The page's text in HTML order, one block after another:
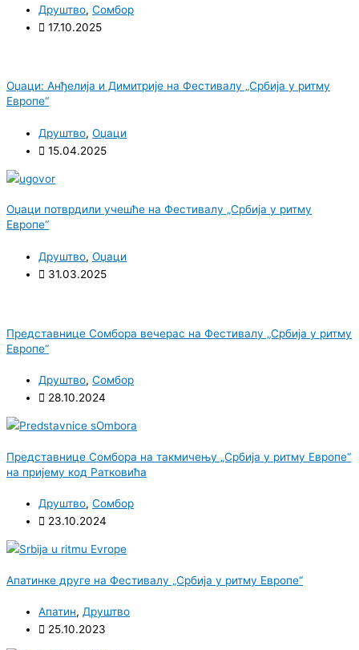
Друштво, Сомбор
17.10.2025
Оџаци: Анђелија и Димитрије на Фестивалу „Србија у ритму
Европе“
Друштво, Оџаци
15.04.2025
Оџаци потврдили учешће на Фестивалу „Србија у ритму
Европе“
Друштво, Оџаци
31.03.2025
Представнице Сомбора вечерас на Фестивалу „Србија у ритму
Европе“
Друштво, Сомбор
28.10.2024
Представнице Сомбора на такмичењу „Србија у ритму Европе“
на пријему код Ратковића
Друштво, Сомбор
23.10.2024
Апатинке друге на Фестивалу „Србија у ритму Европе“
Апатин, Друштво
25.10.2023